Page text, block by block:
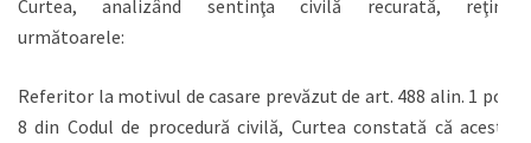
Curtea, analizând sentinţa civilă recurată, reţine
următoarele:
Referitor la motivul de casare prevăzut de art. 488 alin. 1 pct.
8 din Codul de procedură civilă, Curtea constată că acesta